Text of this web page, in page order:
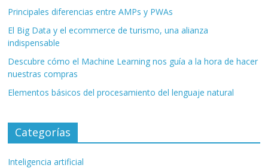
Principales diferencias entre AMPs y PWAs
El Big Data y el ecommerce de turismo, una alianza
indispensable
Descubre cómo el Machine Learning nos guía a la hora de hacer
nuestras compras
Elementos básicos del procesamiento del lenguaje natural
Categorías
Inteligencia artificial